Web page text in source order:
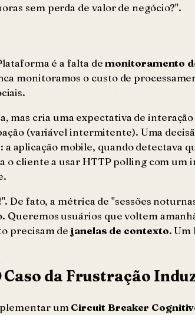
sem perda de valor de negócio?".
é a falta demonitoramento
monitoramos o custo de
mas cria uma expectativa de
(variável intermitente). Uma
: a aplicação mobile, quando detectava
o cliente a usar HTTP polling com
fato, a métrica de "sessões
usuários que voltem
precisam dejanelas de contexto. Um
da Frustração
umCircuit Breaker